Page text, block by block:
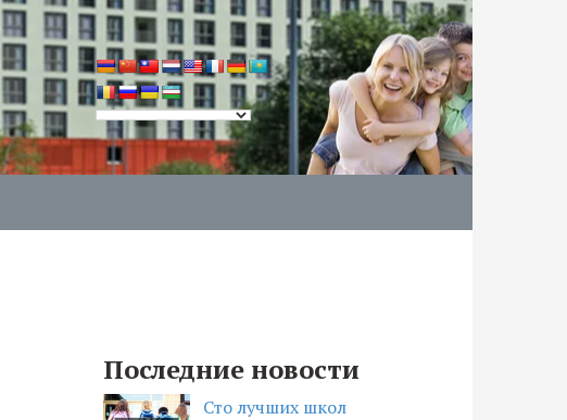
Последние новости
Сто лучших школ